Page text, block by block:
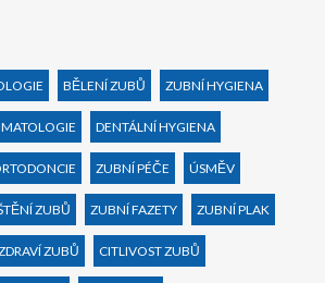
BĚLENÍ ZUBŮ ZUBNÍ HYGIENA
DENTÁLNÍ HYGIENA
ZUBNÍ PÉČE ÚSMĚV
ZUBŮ ZUBNÍ FAZETY ZUBNÍ PLAK
ZUBŮ CITLIVOST ZUBŮ